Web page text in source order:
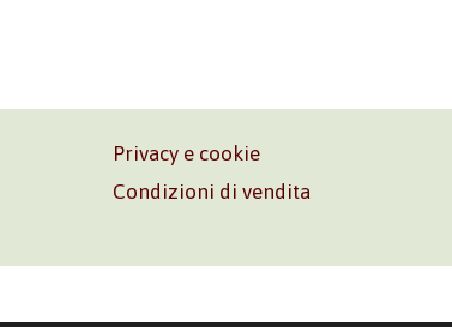
Privacy e cookie
Condizioni di vendita